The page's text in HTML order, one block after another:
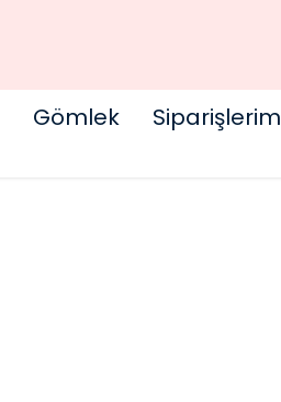
Gömlek Siparişlerim